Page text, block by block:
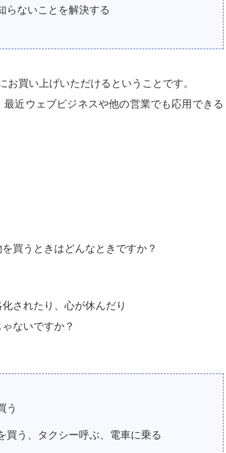
らないことを解決する
買い上げいただけるということです。
近ウェブビジネスや他の営業でも応用できる
買うときはどんなときですか？
されたり、心が休んだり
ないですか？
う
う、タクシー呼ぶ、電車に乗る